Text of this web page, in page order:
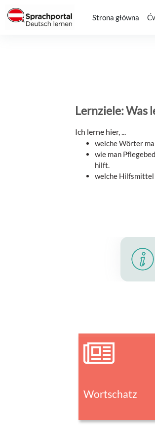
Strona główna
Lernziele: Was
Ich lerne hier, ...
welche Wörter
wie man
hilft.
welche Hilfsmittel
Wortschatz